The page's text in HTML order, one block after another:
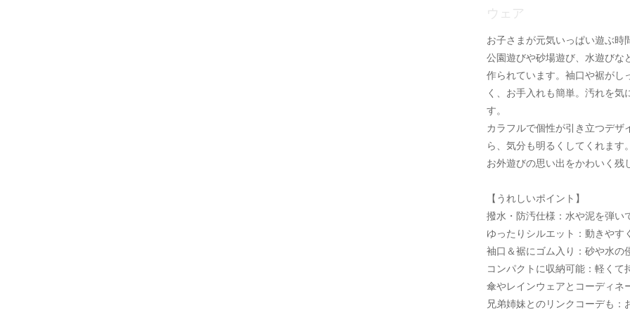
ウェア
お子さまが元気いっぱい遊ぶ時
公園遊びや砂場遊び、水遊びな
作られています。袖口や裾がし
く、お手入れも簡単。汚れを
す。
カラフルで個性が引き立つデザ
ら、気分も明るくしてくれま
お外遊びの思い出をかわいく残
【うれしいポイント】
撥水・防汚仕様：水や泥を弾い
ゆったりシルエット：動きやす
袖口＆裾にゴム入り：砂や水の
コンパクトに収納可能：軽く
傘やレインウェアとコーディネ
兄弟姉妹とのリンクコーデも